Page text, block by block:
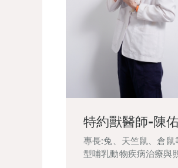
特約獸醫師-陳
專長:兔、天竺鼠、倉鼠
型哺乳動物疾病治療與